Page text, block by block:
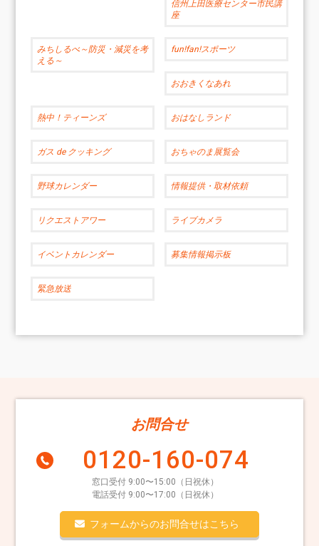
信州上田医療センター市民講
座
みちしるべ～防災・減災を考
える～
fun!fan!スポーツ
おおきくなあれ
熱中！ティーンズ おはなしランド
ガス de クッキング おちゃのま展覧会
野球カレンダー 情報提供・取材依頼
リクエストアワー ライブカメラ
イベントカレンダー 募集情報掲示板
緊急放送
お問合せ
0120-160-074
窓口受付 9:00〜15:00（日祝休）
電話受付 9:00〜17:00（日祝休）
フォームからのお問合せはこちら